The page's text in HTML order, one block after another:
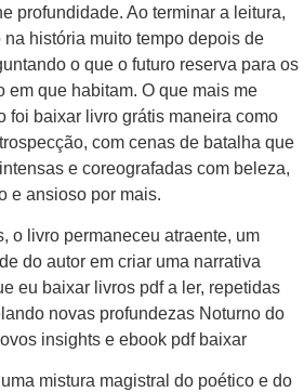
profundidade. Ao terminar a leitura,
história muito tempo depois de
o que o futuro reserva para os
em que habitam. O que mais me
foi baixar livro grátis maneira como
com cenas de batalha que
e coreografadas com beleza,
e ansioso por mais.
o livro permaneceu atraente, um
do autor em criar uma narrativa
eu baixar livros pdf a ler, repetidas
novas profundezas Noturno do
insights e ebook pdf baixar
mistura magistral do poético e do